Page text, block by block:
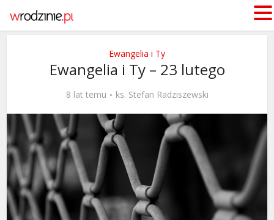
Ewangelia i Ty
Ewangelia i Ty – 23 lutego
8 lat temu ks. Stefan Radziszewski